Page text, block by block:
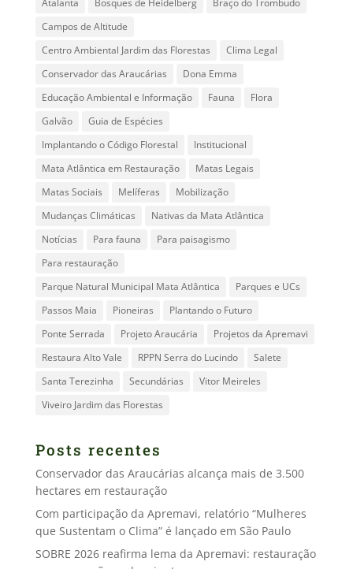
Atalanta Bosques de Heidelberg
Braço do Trombudo
Campos de Altitude
Centro Ambiental Jardim das Florestas
Clima Legal
Conservador das Araucárias
Dona Emma
Educação Ambiental e Informação
Fauna
Flora
Galvão
Guia de Espécies
Implantando o Código Florestal
Institucional
Mata Atlântica em Restauração
Matas Legais
Matas Sociais
Melíferas
Mobilização
Mudanças Climáticas
Nativas da Mata Atlântica
Notícias
Para fauna
Para paisagismo
Para restauração
Parque Natural Municipal Mata Atlântica
Parques e UCs
Passos Maia
Pioneiras
Plantando o Futuro
Ponte Serrada
Projeto Araucária
Projetos da Apremavi
Restaura Alto Vale
RPPN Serra do Lucindo
Salete
Santa Terezinha
Secundárias
Vitor Meireles
Viveiro Jardim das Florestas
Posts recentes
Conservador das Araucárias alcança mais de 3.500
hectares em restauração
Com participação da Apremavi, relatório “Mulheres
que Sustentam o Clima” é lançado em São Paulo
SOBRE 2026 reafirma lema da Apremavi: restauração